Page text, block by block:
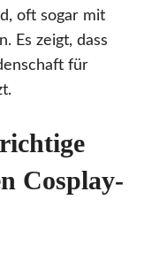
oft sogar mit
Es zeigt, dass
für
Cosplay-